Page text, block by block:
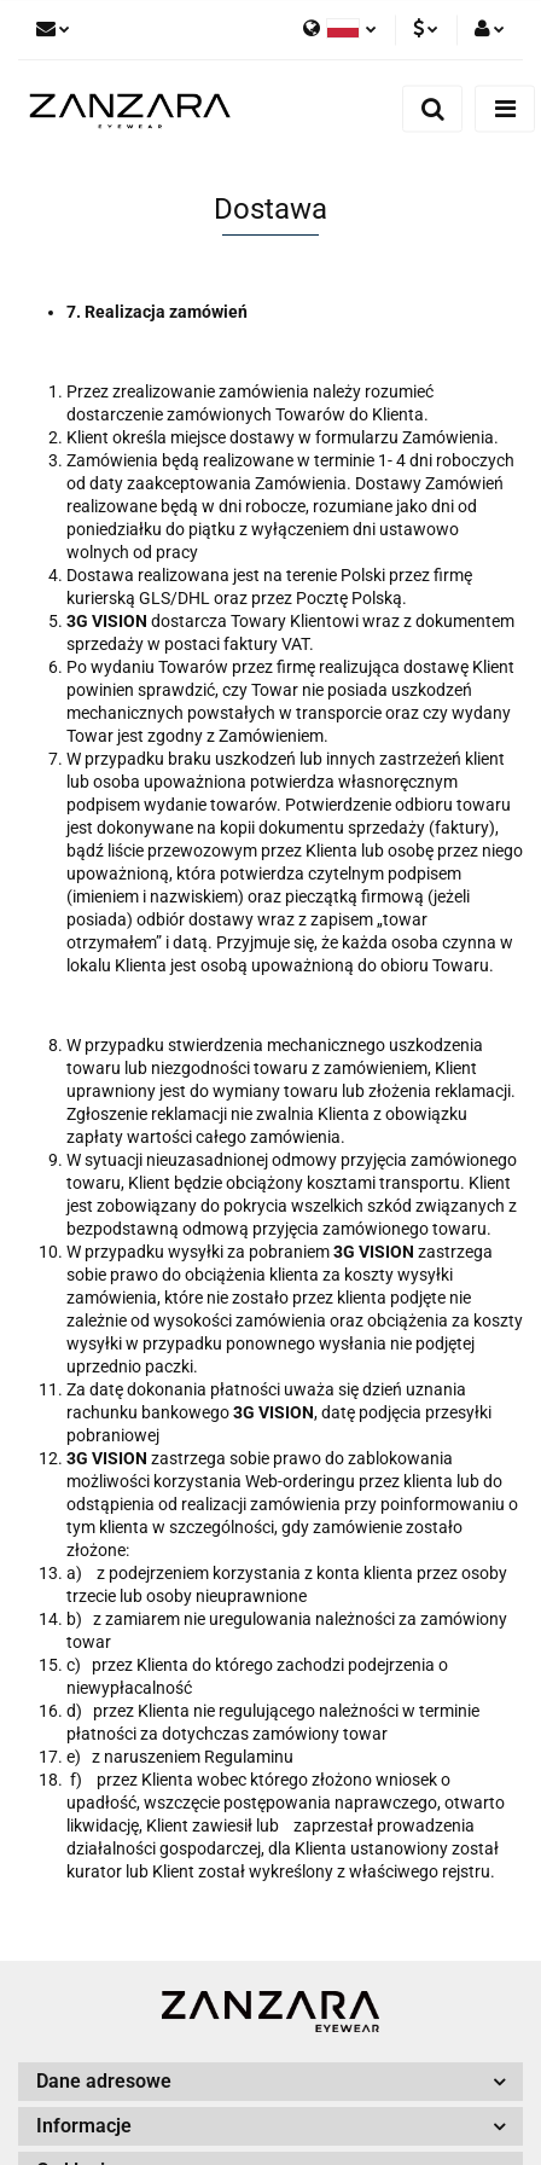
PLNZaloguj się
Dostawa
7. Realizacja zamówień
Przez zrealizowanie zamówienia należy rozumieć
dostarczenie zamówionych Towarów do Klienta.
Klient określa miejsce dostawy w formularzu Zamówienia.
Zamówienia będą realizowane w terminie 1- 4 dni roboczych
od daty zaakceptowania Zamówienia. Dostawy Zamówień
realizowane będą w dni robocze, rozumiane jako dni od
poniedziałku do piątku z wyłączeniem dni ustawowo
wolnych od pracy
Dostawa realizowana jest na terenie Polski przez firmę
kurierską GLS/DHL oraz przez Pocztę Polską.
3G VISION dostarcza Towary Klientowi wraz z dokumentem
sprzedaży w postaci faktury VAT.
Po wydaniu Towarów przez firmę realizująca dostawę Klient
powinien sprawdzić, czy Towar nie posiada uszkodzeń
mechanicznych powstałych w transporcie oraz czy wydany
Towar jest zgodny z Zamówieniem.
W przypadku braku uszkodzeń lub innych zastrzeżeń klient
lub osoba upoważniona potwierdza własnoręcznym
podpisem wydanie towarów. Potwierdzenie odbioru towaru
jest dokonywane na kopii dokumentu sprzedaży (faktury),
bądź liście przewozowym przez Klienta lub osobę przez niego
upoważnioną, która potwierdza czytelnym podpisem
(imieniem i nazwiskiem) oraz pieczątką firmową (jeżeli
posiada) odbiór dostawy wraz z zapisem „towar
otrzymałem” i datą. Przyjmuje się, że każda osoba czynna w
lokalu Klienta jest osobą upoważnioną do obioru Towaru.
W przypadku stwierdzenia mechanicznego uszkodzenia
towaru lub niezgodności towaru z zamówieniem, Klient
uprawniony jest do wymiany towaru lub złożenia reklamacji.
Zgłoszenie reklamacji nie zwalnia Klienta z obowiązku
zapłaty wartości całego zamówienia.
W sytuacji nieuzasadnionej odmowy przyjęcia zamówionego
towaru, Klient będzie obciążony kosztami transportu. Klient
jest zobowiązany do pokrycia wszelkich szkód związanych z
bezpodstawną odmową przyjęcia zamówionego towaru.
W przypadku wysyłki za pobraniem3G VISION zastrzega
sobie prawo do obciążenia klienta za koszty wysyłki
zamówienia, które nie zostało przez klienta podjęte nie
zależnie od wysokości zamówienia oraz obciążenia za koszty
wysyłki w przypadku ponownego wysłania nie podjętej
uprzednio paczki.
Za datę dokonania płatności uważa się dzień uznania
rachunku bankowego3G VISION, datę podjęcia przesyłki
pobraniowej
3G VISION zastrzega sobie prawo do zablokowania
możliwości korzystania Web-orderingu przez klienta lub do
odstąpienia od realizacji zamówienia przy poinformowaniu o
tym klienta w szczególności, gdy zamówienie zostało
złożone:
a) z podejrzeniem korzystania z konta klienta przez osoby
trzecie lub osoby nieuprawnione
b) z zamiarem nie uregulowania należności za zamówiony
towar
c) przez Klienta do którego zachodzi podejrzenia o
niewypłacalność
d) przez Klienta nie regulującego należności w terminie
płatności za dotychczas zamówiony towar
e) z naruszeniem Regulaminu
f) przez Klienta wobec którego złożono wniosek o
upadłość, wszczęcie postępowania naprawczego, otwarto
likwidację, Klient zawiesił lub zaprzestał prowadzenia
działalności gospodarczej, dla Klienta ustanowiony został
kurator lub Klient został wykreślony z właściwego rejstru.
Dane adresowe
Informacje